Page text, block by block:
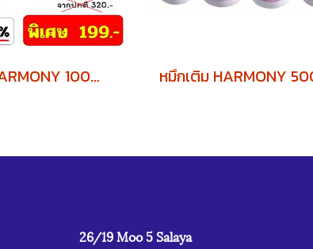
หมึกเติม HARMONY 100ml.BROTHER พิเศษ ซื้อ 4 ขวด แถมฟรี 1 ขวด
26/19 Moo 5 Salaya